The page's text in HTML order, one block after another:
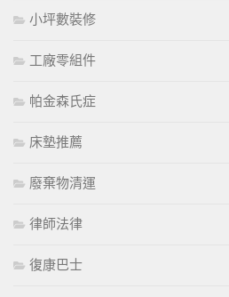
小坪數裝修
工廠零組件
帕金森氏症
床墊推薦
廢棄物清運
律師法律
復康巴士